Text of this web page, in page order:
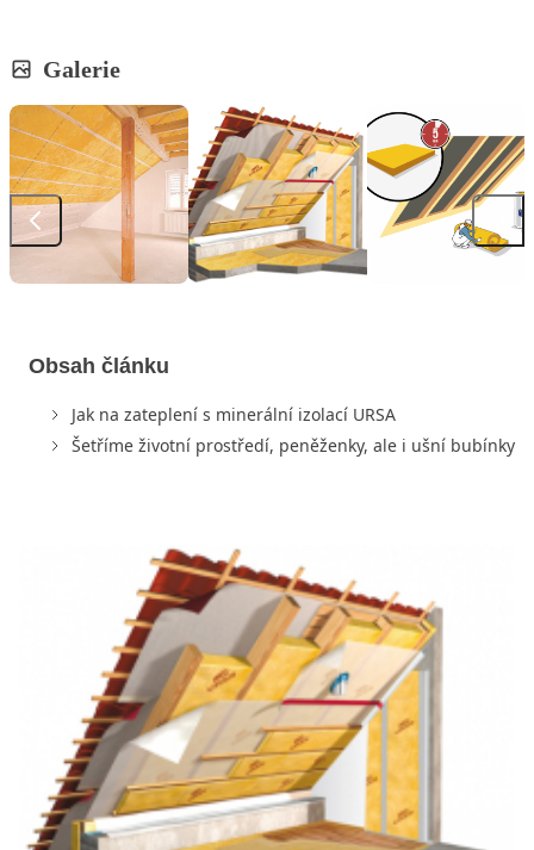
Galerie
Obsah článku
Jak na zateplení s minerální izolací URSA
Šetříme životní prostředí, peněženky, ale i ušní bubínky